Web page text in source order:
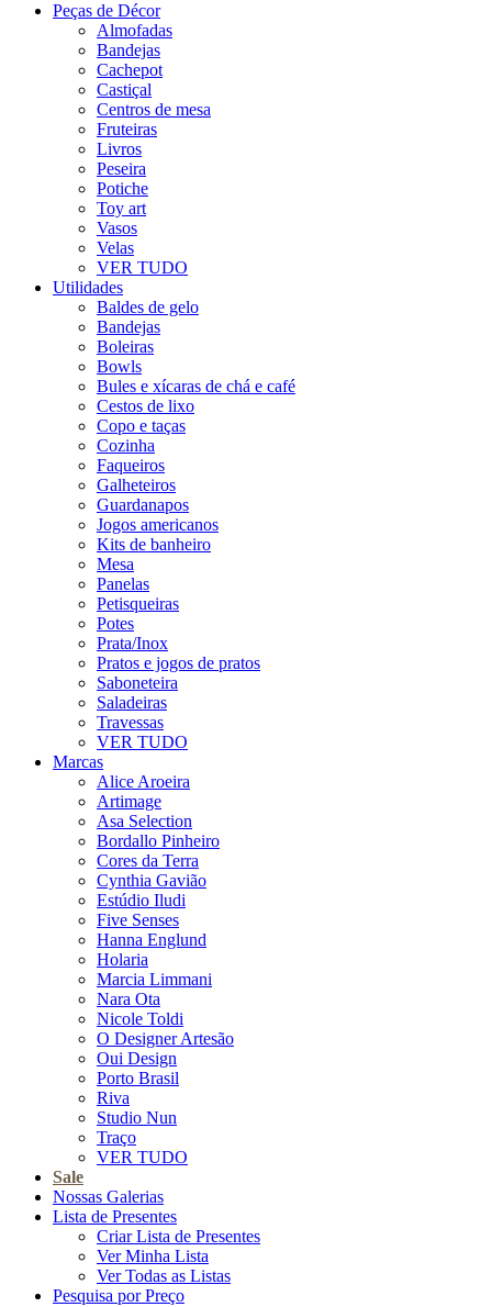
Peças de Décor
Almofadas
Bandejas
Cachepot
Castiçal
Centros de mesa
Fruteiras
Livros
Peseira
Potiche
Toy art
Vasos
Velas
VER TUDO
Utilidades
Baldes de gelo
Bandejas
Boleiras
Bowls
Bules e xícaras de chá e café
Cestos de lixo
Copo e taças
Cozinha
Faqueiros
Galheteiros
Guardanapos
Jogos americanos
Kits de banheiro
Mesa
Panelas
Petisqueiras
Potes
Prata/Inox
Pratos e jogos de pratos
Saboneteira
Saladeiras
Travessas
VER TUDO
Marcas
Alice Aroeira
Artimage
Asa Selection
Bordallo Pinheiro
Cores da Terra
Cynthia Gavião
Estúdio Iludi
Five Senses
Hanna Englund
Holaria
Marcia Limmani
Nara Ota
Nicole Toldi
O Designer Artesão
Oui Design
Porto Brasil
Riva
Studio Nun
Traço
VER TUDO
Sale
Nossas Galerias
Lista de Presentes
Criar Lista de Presentes
Ver Minha Lista
Ver Todas as Listas
Pesquisa por Preço